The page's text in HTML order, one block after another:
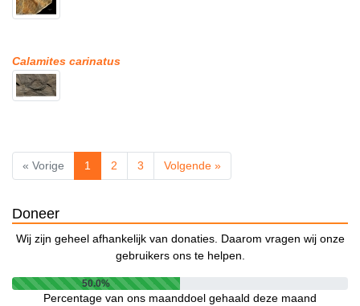
Calamites carinatus
« Vorige 1 2 3 Volgende »
Doneer
Wij zijn geheel afhankelijk van donaties. Daarom vragen wij onze
gebruikers ons te helpen.
50.0%
Percentage van ons maanddoel gehaald deze maand